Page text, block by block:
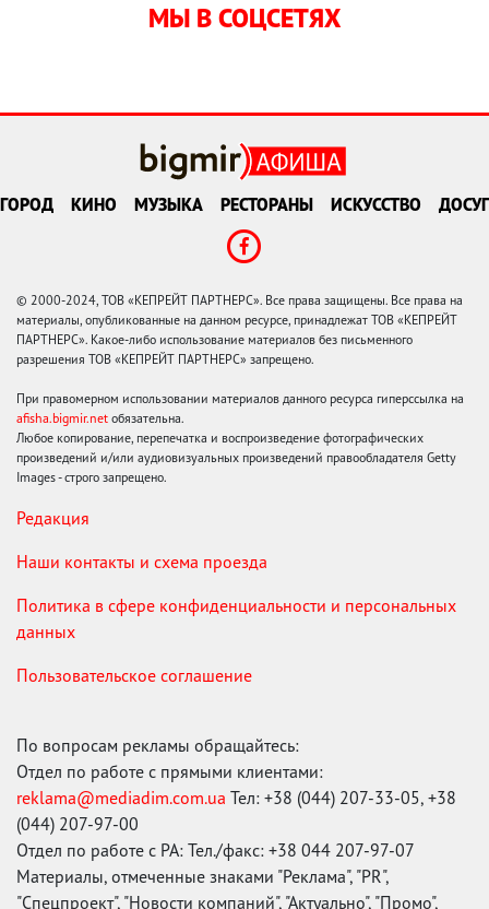
МЫ В СОЦСЕТЯХ
ГОРОД КИНО МУЗЫКА РЕСТОРАНЫ ИСКУССТВО ДОСУГ
© 2000-2024, ТОВ «КЕПРЕЙТ ПАРТНЕРС». Все права защищены. Все права на
материалы, опубликованные на данном ресурсе, принадлежат ТОВ «КЕПРЕЙТ
ПАРТНЕРС». Какое-либо использование материалов без письменного
разрешения ТОВ «КЕПРЕЙТ ПАРТНЕРС» запрещено.
При правомерном использовании материалов данного ресурса гиперссылка на
afisha.bigmir.net обязательна.
Любое копирование, перепечатка и воспроизведение фотографических
произведений и/или аудиовизуальных произведений правообладателя Getty
Images - строго запрещено.
Редакция
Наши контакты и схема проезда
Политика в сфере конфиденциальности и персональных
данных
Пользовательское соглашение
По вопросам рекламы обращайтесь:
Отдел по работе с прямыми клиентами:
reklama@mediadim.com.ua Тел: +38 (044) 207-33-05, +38
(044) 207-97-00
Отдел по работе с РА: Тел./факс: +38 044 207-97-07
Материалы, отмеченные знаками "Реклама", "PR",
"Спецпроект", "Новости компаний", "Актуально", "Промо",